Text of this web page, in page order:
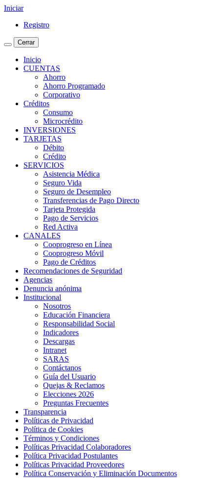
Iniciar
Registro
Cerrar
Inicio
CUENTAS
Ahorro
Ahorro Programado
Corporativo
Créditos
Consumo
Microcrédito
INVERSIONES
TARJETAS
Débito
Crédito
SERVICIOS
Asistencia Médica
Seguro Vida
Seguro de Desempleo
Transferencias de Pago Directo
Tarjeta Protegida
Pago de Servicios
Red Activa
CANALES
Cooprogreso en Línea
Cooprogreso Móvil
Pago de Créditos
Recomendaciones de Seguridad
Agencias
Denuncia anónima
Institucional
Nosotros
Educación Financiera
Responsabilidad Social
Indicadores
Descargas
Intranet
SARAS
Contáctanos
Guía del Usuario
Quejas & Reclamos
Elecciones 2026
Preguntas Frecuentes
Transparencia
Políticas de Privacidad
Política de Cookies
Términos y Condiciones
Políticas Privacidad Colaboradores
Política Privacidad Postulantes
Políticas Privacidad Proveedores
Política Conservación y Eliminación Documentos